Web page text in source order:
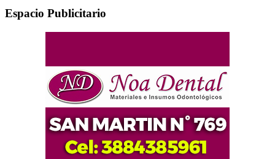
Espacio Publicitario